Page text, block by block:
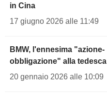
in Cina
17 giugno 2026 alle 11:49
BMW, l'ennesima "azione-
obbligazione" alla tedesca
20 gennaio 2026 alle 10:09